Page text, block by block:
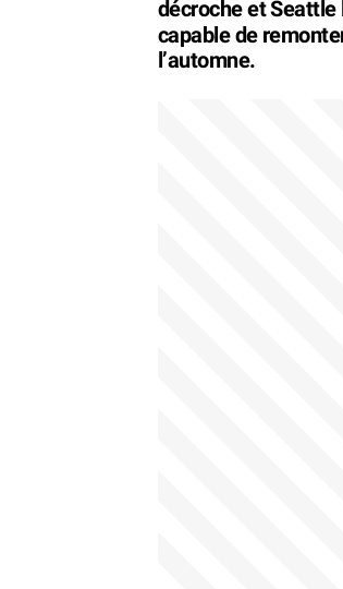
décroche et Seattle
capable de
l’automne.